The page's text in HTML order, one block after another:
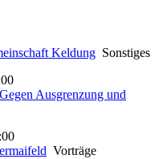
Keldung Sonstiges
Ausgrenzung und
Vorträge